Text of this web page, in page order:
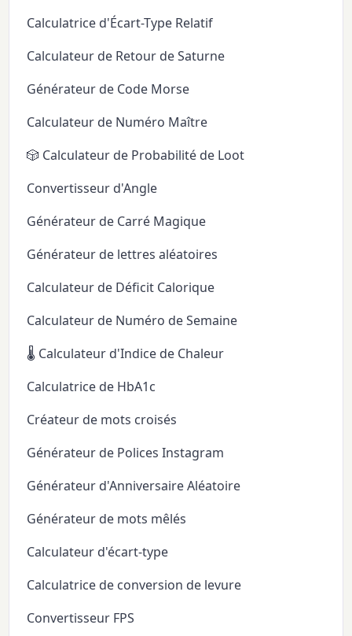
Calculatrice d'Écart-Type Relatif
Calculateur de Retour de Saturne
Générateur de Code Morse
Calculateur de Numéro Maître
🎲 Calculateur de Probabilité de Loot
Convertisseur d'Angle
Générateur de Carré Magique
Générateur de lettres aléatoires
Calculateur de Déficit Calorique
Calculateur de Numéro de Semaine
🌡️ Calculateur d'Indice de Chaleur
Calculatrice de HbA1c
Créateur de mots croisés
Générateur de Polices Instagram
Générateur d'Anniversaire Aléatoire
Générateur de mots mêlés
Calculateur d'écart-type
Calculatrice de conversion de levure
Convertisseur FPS